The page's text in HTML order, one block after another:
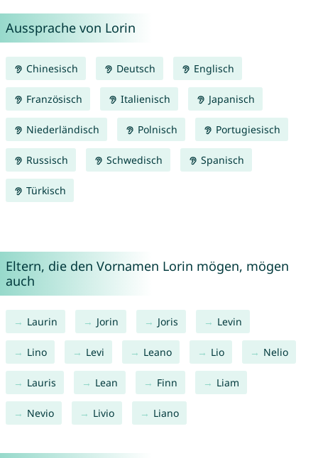
Aussprache von Lorin
Chinesisch Deutsch Englisch
Französisch Italienisch Japanisch
Niederländisch Polnisch Portugiesisch
Russisch Schwedisch Spanisch
Türkisch
Eltern, die den Vornamen Lorin mögen, mögen
auch
Laurin Jorin Joris Levin
Lino Levi Leano Lio Nelio
Lauris Lean Finn Liam
Nevio Livio Liano